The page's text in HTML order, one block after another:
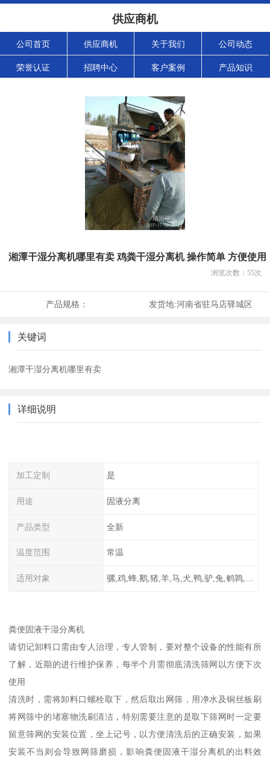
供应商机
公司首页 供应商机 关于我们 公司动态
荣誉认证 招聘中心 客户案例 产品知识
湘潭干湿分离机哪里有卖 鸡粪干湿分离机 操作简单 方便使用
浏览次数： 55次
产品规格： 发货地:河南省驻马店驿城区
关键词
湘潭干湿分离机哪里有卖
详细说明
加工定制 是
用途 固液分离
产品类型 全新
温度范围 常温
适用对象 骡,鸡,蜂,鹅,猪,羊,马,犬,鸭,驴,兔,鹌鹑,牛,鸽
粪便固液干湿分离机
请切记卸料口需由专人治理，专人管制，要对整个设备的性能有所
了解，近期的进行维护保养，每半个月需彻底清洗筛网以方便下次
使用
清洗时，需将卸料口螺栓取下，然后取出网筛，用净水及铜丝板刷
将网筛中的堵塞物洗刷清洁，特别需要注意的是取下筛网时一定要
留意筛网的安装位置，坐上记号，以方便清洗后的正确安装，如果
安装不当则会导致网筛磨损，影响粪便固液干湿分离机的出料效